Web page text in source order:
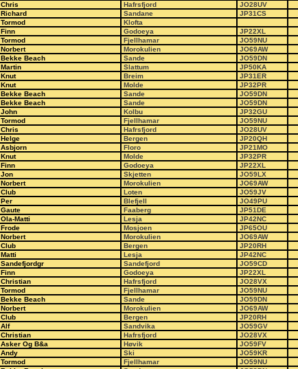
Chris Hafrsfjord JO28UV
Richard Sandane JP31CS
Tormod Klofta
Finn Godoeya JP22XL
Tormod Fjellhamar JO59NU
Norbert Morokulien JO69AW
Bekke Beach Sande JO59DN
Martin Slattum JP50KA
Knut Breim JP31ER
Knut Molde JP32PR
Bekke Beach Sande JO59DN
Bekke Beach Sande JO59DN
John Kolbu JP32GU
Tormod Fjellhamar JO59NU
Chris Hafrsfjord JO28UV
Helge Bergen JP20QH
Asbjorn Floro JP21MO
Knut Molde JP32PR
Finn Godoeya JP22XL
Jon Skjetten JO59LX
Norbert Morokulien JO69AW
Club Loten JO59JV
Per Blefjell JO49PU
Gaute Faaberg JP51DE
Ola-Matti Lesja JP42NC
Frode Mosjoen JP65OU
Norbert Morokulien JO69AW
Club Bergen JP20RH
Matti Lesja JP42NC
Sandefjordgr Sandefjord JO59CD
Finn Godoeya JP22XL
Christian Hafrsfjord JO28VX
Tormod Fjellhamar JO59NU
Bekke Beach Sande JO59DN
Norbert Morokulien JO69AW
Club Bergen JP20RH
Alf Sandvika JO59GV
Christian Hafrsfjord JO28VX
Asker Og B&a Høvik JO59FV
Andy Ski JO59KR
Tormod Fjellhamar JO59NU